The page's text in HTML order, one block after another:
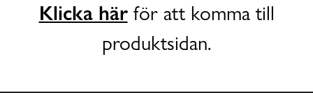
Klicka härför att komma till
produktsidan.